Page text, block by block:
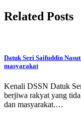
Related Posts
Datuk Seri Saifuddin
masyarakat
Kenali DSSN Datuk
berjiwa rakyat yang
dan masyarakat.…